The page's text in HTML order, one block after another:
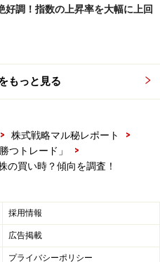
好調！指数の上昇率を大幅に上回
もっと見る
> 株式戦略マル秘レポート
>
つトレード」
>
の買い時？傾向を調査！
採用情報
広告掲載
プライバシーポリシー